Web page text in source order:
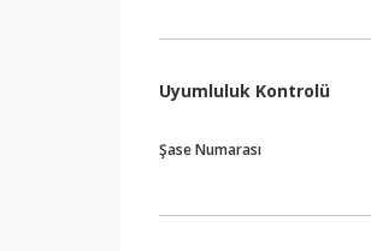
Uyumluluk Kontrolü
Şase Numarası